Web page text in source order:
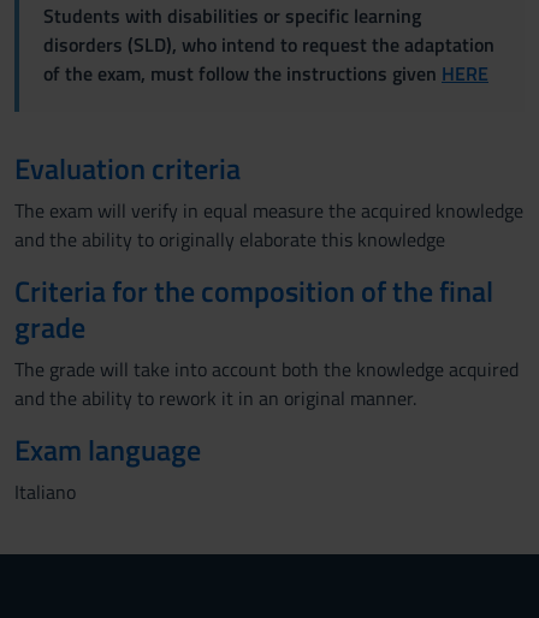
Students with disabilities or specific learning
disorders (SLD), who intend to request the adaptation
of the exam, must follow the instructions given HERE
Evaluation criteria
The exam will verify in equal measure the acquired knowledge
and the ability to originally elaborate this knowledge
Criteria for the composition of the final
grade
The grade will take into account both the knowledge acquired
and the ability to rework it in an original manner.
Exam language
Italiano